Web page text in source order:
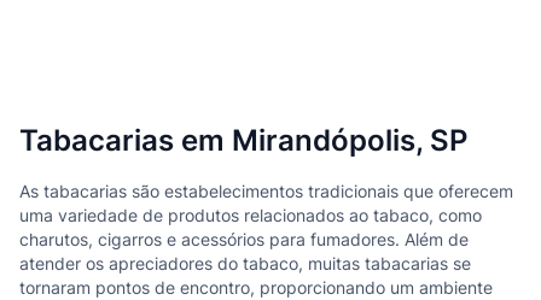
Tabacarias em Mirandópolis, SP
As tabacarias são estabelecimentos tradicionais que oferecem
uma variedade de produtos relacionados ao tabaco, como
charutos, cigarros e acessórios para fumadores. Além de
atender os apreciadores do tabaco, muitas tabacarias se
tornaram pontos de encontro, proporcionando um ambiente